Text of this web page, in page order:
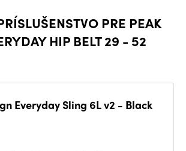
PRE PEAK
HIP BELT 29 - 52
Everyday Sling 6L v2 - Black